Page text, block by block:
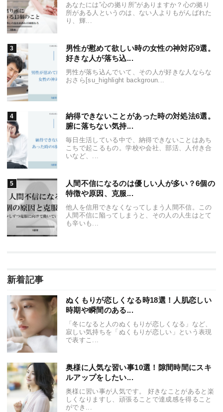
あなたには”心の拠り所”がありますか？心の拠り
所がある人というのは、ない人よりもがんばれた
り、輝...
男性が慰めて欲しい時の女性の神対応9選。
好きな人が落ち込...
男性が落ち込んでいて、その人が好きな人ならな
おさら[su_highlight backgroun...
納得できないことがあった時の対処法6選。
腑に落ちない気持...
毎日生活している中で、納得できないことはあち
こちで起こるもの。学校や会社、部活、人付き合
いなど、...
人間不信になるのは優しい人が多い？6個の
特徴や原因、克服...
他人を信用できなくなってしまう人間不信。この
人間不信に陥ってしまうと、その人の人生はとて
も辛いも...
新着記事
ぬくもりが恋しくなる時18選！人肌恋しい
時期や瞬間のある...
「冬になると人のぬくもりが恋しくなる」など、
寂しい気持ちを「ぬくもりが恋しい」という表現
で表すこ...
奥様に人気な習い事10選！隙間時間にスキ
ルアップをしたい...
奥様に習い事が人気です。 好きなことがあると楽
しくなりますし、頑張ることで達成感を得ること
ができ...